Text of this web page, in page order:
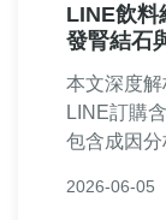
LINE飲料
發腎結石
本文深度
LINE訂購
包含成因
飲食調整，
2026-06-05